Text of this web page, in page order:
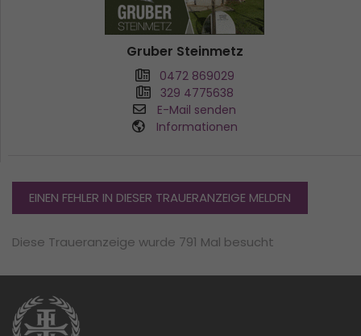
Gruber Steinmetz
0472 869029
329 4775638
E-Mail senden
Informationen
EINEN FEHLER IN DIESER TRAUERANZEIGE MELDEN
Diese Traueranzeige wurde 791 Mal besucht